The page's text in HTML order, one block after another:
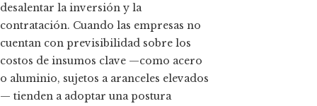
desalentar la inversión y la
contratación. Cuando las empresas no
cuentan con previsibilidad sobre los
costos de insumos clave —como acero
o aluminio, sujetos a aranceles elevados
— tienden a adoptar una postura